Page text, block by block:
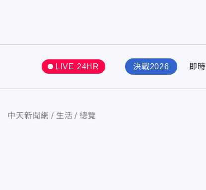
LIVE 24HR 決戰2026 即時
中天新聞網 生活 總覽